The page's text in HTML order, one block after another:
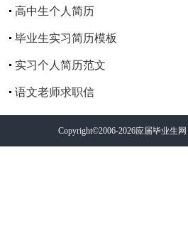
高中生个人简历
毕业生实习简历模板
实习个人简历范文
语文老师求职信
Copyright©2006-2026应届毕业生网